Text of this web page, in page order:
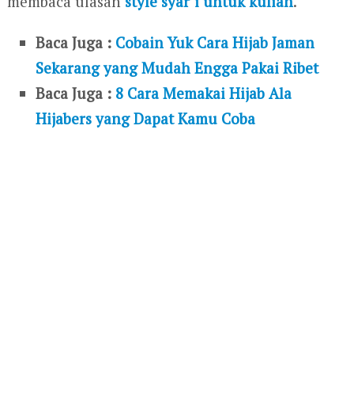
Baca Juga : Cobain Yuk Cara Hijab Jaman
Sekarang yang Mudah Engga Pakai Ribet
Baca Juga : 8 Cara Memakai Hijab Ala
Hijabers yang Dapat Kamu Coba